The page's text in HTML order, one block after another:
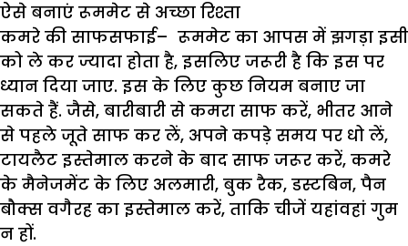
ऐसे बनाएं रूममेट से अच्छा रिश्ता
कमरे की साफसफाई– रूममेट का आपस में झगड़ा इसी
को ले कर ज्यादा होता है, इसलिए जरूरी है कि इस पर
ध्यान दिया जाए. इस के लिए कुछ नियम बनाए जा
सकते हैं. जैसे, बारीबारी से कमरा साफ करें, भीतर आने
से पहले जूते साफ कर लें, अपने कपड़े समय पर धो लें,
टायलैट इस्तेमाल करने के बाद साफ जरूर करें, कमरे
के मैनेजमेंट के लिए अलमारी, बुक रैक, डस्टबिन, पैन
बौक्स वगैरह का इस्तेमाल करें, ताकि चीजें यहांवहां गुम
न हों.